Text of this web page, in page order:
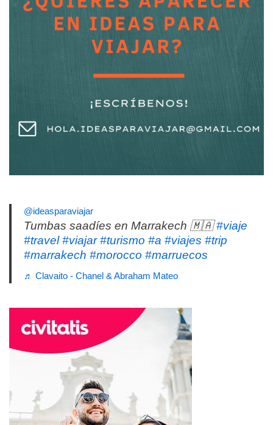
@ideasparaviajar
Tumbas saadíes en Marrakech 🇲🇦#viaje
#travel #viajar #turismo #a #viajes #trip
#marrakech #morocco #marruecos
♬ Clavaito - Chanel & Abraham Mateo